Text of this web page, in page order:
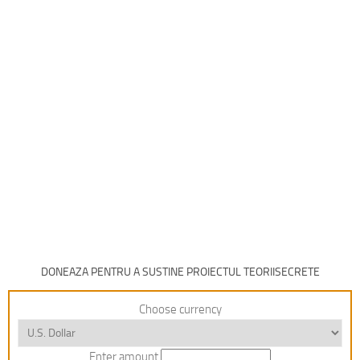
DONEAZA PENTRU A SUSTINE PROIECTUL TEORIISECRETE
Choose currency
Enter amount